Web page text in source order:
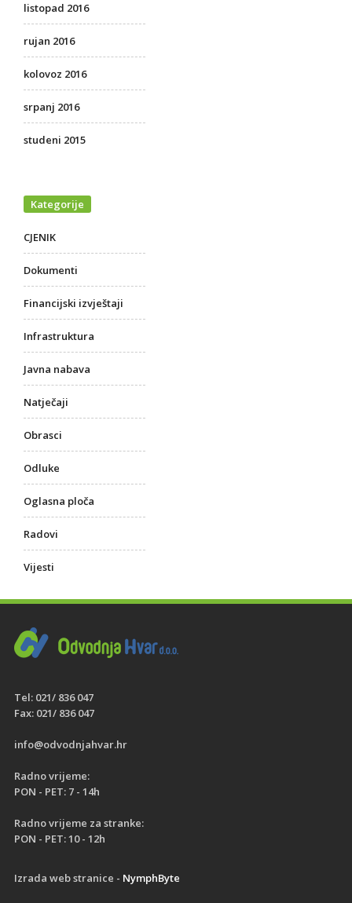
listopad 2016
rujan 2016
kolovoz 2016
srpanj 2016
studeni 2015
Kategorije
CJENIK
Dokumenti
Financijski izvještaji
Infrastruktura
Javna nabava
Natječaji
Obrasci
Odluke
Oglasna ploča
Radovi
Vijesti
Tel: 021/ 836 047
Fax: 021/ 836 047
info@odvodnjahvar.hr
Radno vrijeme:
PON - PET: 7 - 14h
Radno vrijeme za stranke:
PON - PET: 10 - 12h
Izrada web stranice - NymphByte